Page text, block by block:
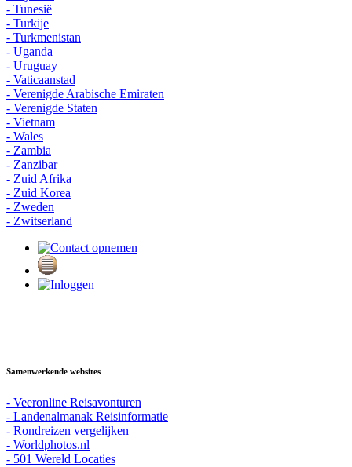
- Tunesië
- Turkije
- Turkmenistan
- Uganda
- Uruguay
- Vaticaanstad
- Verenigde Arabische Emiraten
- Verenigde Staten
- Vietnam
- Wales
- Zambia
- Zanzibar
- Zuid Afrika
- Zuid Korea
- Zweden
- Zwitserland
Samenwerkende websites
- Veeronline Reisavonturen
- Landenalmanak Reisinformatie
- Rondreizen vergelijken
- Worldphotos.nl
- 501 Wereld Locaties